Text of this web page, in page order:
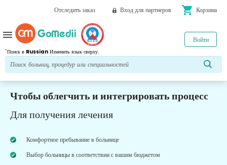
Отследить заказ Вход для партнеров shopping_cart Корзина
*Поиск в Russian Изменить язык сверху.
Войти
menu
Чтобы облегчить и интегрировать процесс
Для получения лечения
Комфортное пребывание в больнице
Выбор больницы в соответствии с вашим бюджетом